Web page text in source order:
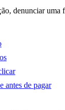
denunciar
antes de pagar